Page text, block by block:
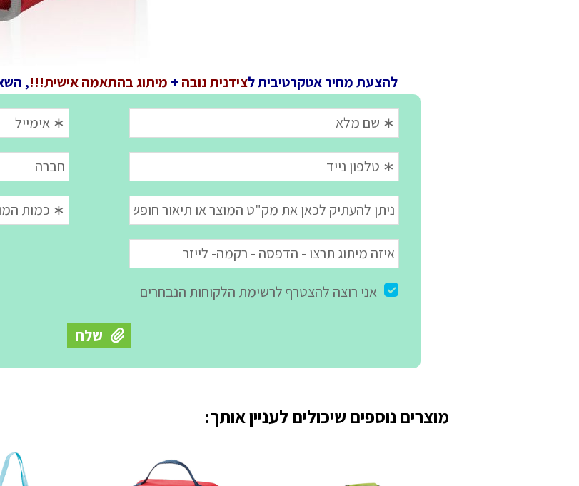
להצעת מחיר אטקרטיבית לצידנית נובה + מיתוג בהתאמה אישית!!!,
מוצרים נוספים שיכולים לעניין אותך: